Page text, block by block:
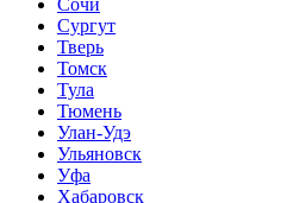
Сочи
Сургут
Тверь
Томск
Тула
Тюмень
Улан-Удэ
Ульяновск
Уфа
Хабаровск